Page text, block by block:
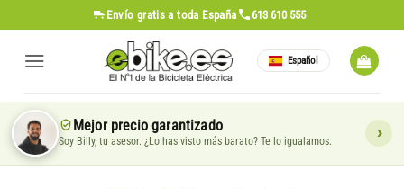
al
contenido
Envío gratis a toda España 613 610 555
Español
Mejor precio garantizado
Soy Billy, tu asesor. ¿Lo has visto más barato? Te lo igualamos.